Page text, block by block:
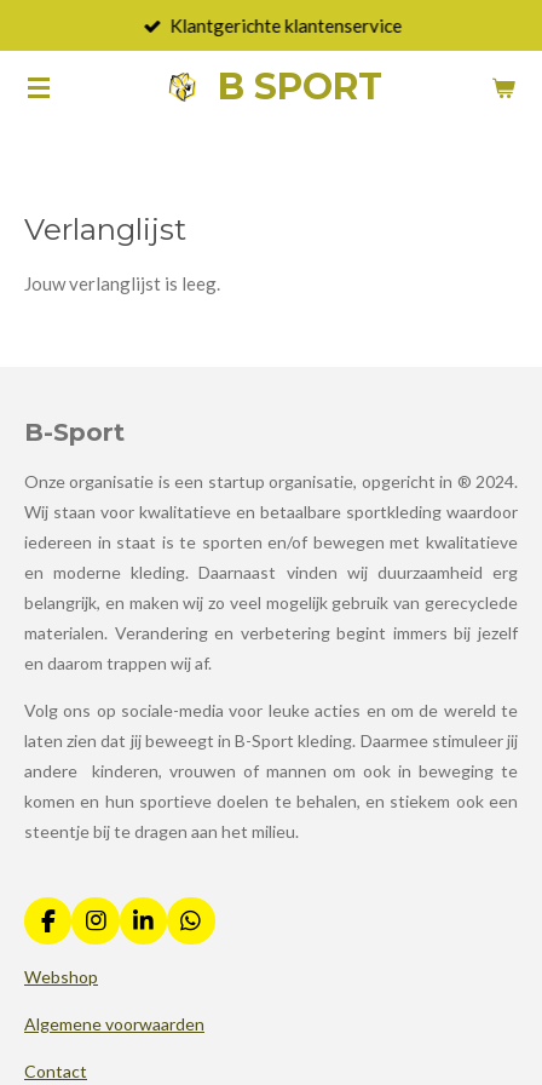
naar
B SPORT
Klantgerichte klantenservice
Verlanglijst
Jouw verlanglijst is leeg.
B-Sport
Onze organisatie is een startup organisatie, opgericht in ® 2024.
Wij staan voor kwalitatieve en betaalbare sportkleding waardoor
iedereen in staat is te sporten en/of bewegen met kwalitatieve
en moderne kleding. Daarnaast vinden wij duurzaamheid erg
belangrijk, en maken wij zo veel mogelijk gebruik van gerecyclede
materialen. Verandering en verbetering begint immers bij jezelf
en daarom trappen wij af.
Volg ons op sociale-media voor leuke acties en om de wereld te
laten zien dat jij beweegt in B-Sport kleding. Daarmee stimuleer jij
andere kinderen, vrouwen of mannen om ook in beweging te
komen en hun sportieve doelen te behalen, en stiekem ook een
steentje bij te dragen aan het milieu.
F
a
c
b
o
I
n
s
a
g
L
i
e
d
W
h
s
A
Webshop
Algemene voorwaarden
Contact